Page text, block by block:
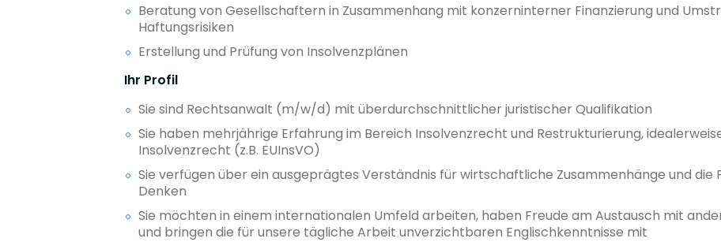
Beratung von Gesellschaftern in Zusammenhang mit konzerninterner Finanzierung und
Haftungsrisiken
Erstellung und Prüfung von Insolvenzplänen
Ihr Profil
Sie sind Rechtsanwalt (m/w/d) mit überdurchschnittlicher juristischer Qualifikation
Sie haben mehrjährige Erfahrung im Bereich Insolvenzrecht und Restrukturierung,
Insolvenzrecht (z.B. EUInsVO)
Sie verfügen über ein ausgeprägtes Verständnis für wirtschaftliche Zusammenhänge und
Denken
Sie möchten in einem internationalen Umfeld arbeiten, haben Freude am Austausch mit
und bringen die für unsere tägliche Arbeit unverzichtbaren Englischkenntnisse mit